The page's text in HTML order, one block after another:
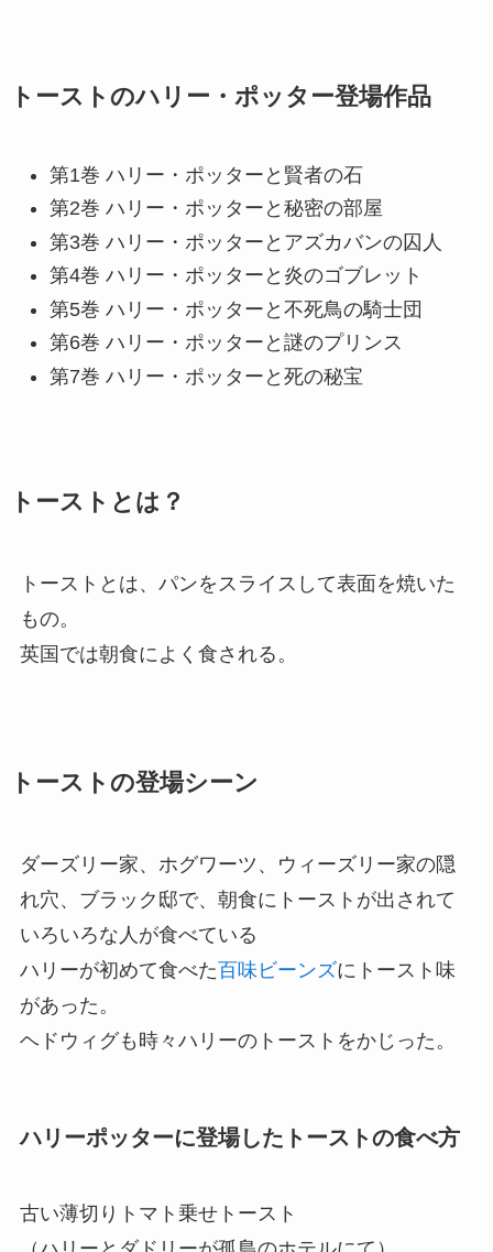
トーストのハリー・ポッター登場作品
第1巻 ハリー・ポッターと賢者の石
第2巻 ハリー・ポッターと秘密の部屋
第3巻 ハリー・ポッターとアズカバンの囚人
第4巻 ハリー・ポッターと炎のゴブレット
第5巻 ハリー・ポッターと不死鳥の騎士団
第6巻 ハリー・ポッターと謎のプリンス
第7巻 ハリー・ポッターと死の秘宝
トーストとは？
トーストとは、パンをスライスして表面を焼いた
もの。
英国では朝食によく食される。
トーストの登場シーン
ダーズリー家、ホグワーツ、ウィーズリー家の隠
れ穴、ブラック邸で、朝食にトーストが出されて
いろいろな人が食べている
ハリーが初めて食べた百味ビーンズにトースト味
があった。
ヘドウィグも時々ハリーのトーストをかじった。
ハリーポッターに登場したトーストの食べ方
古い薄切りトマト乗せトースト